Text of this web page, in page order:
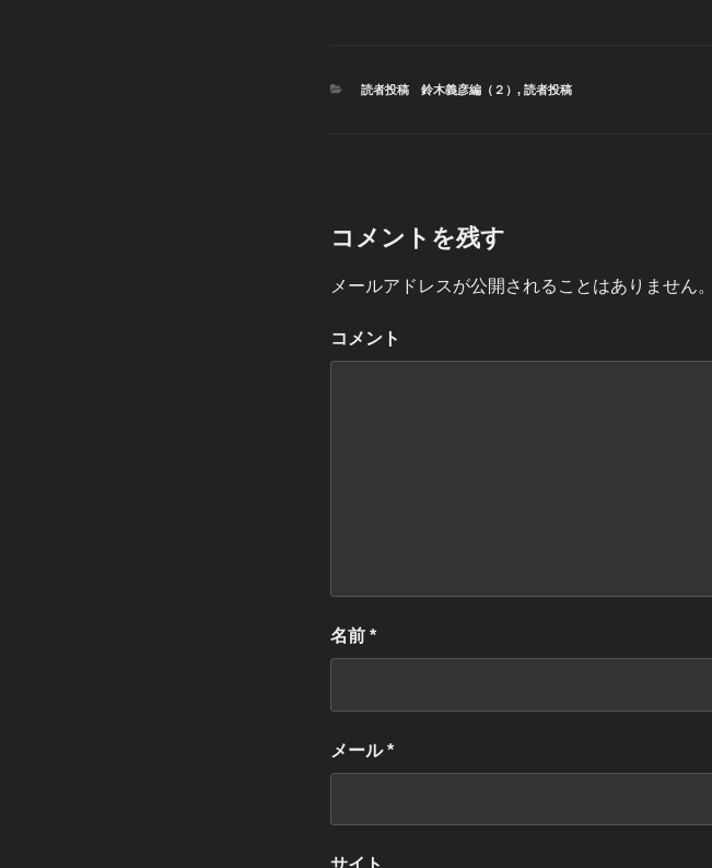
カ
読者投稿 鈴木義彦編（２） , 読者投稿
コメントを残す
メールアドレスが公開されることはありません。
コメント
名前 *
メール*
サイト